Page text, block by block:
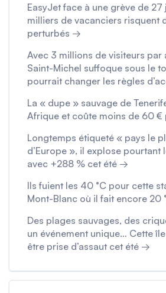
EasyJet face à une grève de 27
milliers de vacanciers risquent
perturbés →
Avec 3 millions de visiteurs par
Saint-Michel suffoque sous le
pourrait changer les règles
La « dupe » sauvage de
Afrique et coûte moins de 60
Longtemps étiqueté « pays le
d’Europe », il explose pourtant
avec +288 % cet été →
Ils fuient les 40 °C pour cette
Mont-Blanc où il fait encore 20
Des plages sauvages, des
un événement unique… Cette
être prise d’assaut cet été →